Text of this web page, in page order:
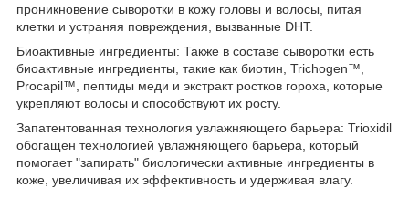
проникновение сыворотки в кожу головы и волосы, питая
клетки и устраняя повреждения, вызванные DHT.
Биоактивные ингредиенты: Также в составе сыворотки есть
биоактивные ингредиенты, такие как биотин, Trichogen™,
Procapil™, пептиды меди и экстракт ростков гороха, которые
укрепляют волосы и способствуют их росту.
Запатентованная технология увлажняющего барьера: Trioxidil
обогащен технологией увлажняющего барьера, который
помогает "запирать" биологически активные ингредиенты в
коже, увеличивая их эффективность и удерживая влагу.